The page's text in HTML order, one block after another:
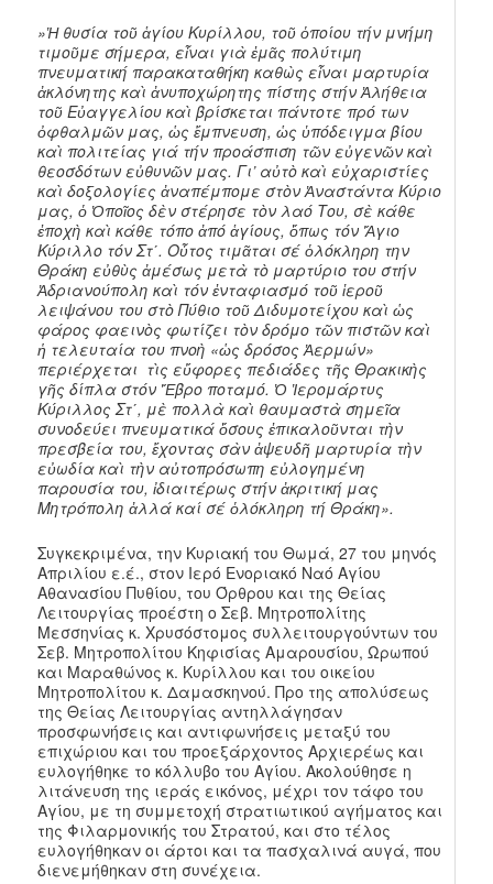
»Ἡ θυσία τοῦ ἁγίου Κυρίλλου, τοῦ ὁποίου τήν μνήμη
τιμοῦμε σήμερα, εἶναι γιὰ ἐμᾶς πολύτιμη
πνευματική παρακαταθήκη καθὼς εἶναι μαρτυρία
ἀκλόνητης καὶ ἀνυποχώρητης πίστης στήν Ἀλήθεια
τοῦ Εὐαγγελίου καὶ βρίσκεται πάντοτε πρό των
ὀφθαλμῶν μας, ὡς ἔμπνευση, ὡς ὑπόδειγμα βίου
καὶ πολιτείας γιά τήν προάσπιση τῶν εὐγενῶν καὶ
θεοσδότων εὐθυνῶν μας. Γι’ αὐτὸ καὶ εὐχαριστίες
καὶ δοξολογίες ἀναπέμπομε στὸν Ἀναστάντα Κύριο
μας, ὁ Ὁποῖος δὲν στέρησε τὸν λαό Του, σὲ κάθε
ἐποχὴ καὶ κάθε τόπο ἀπό ἁγίους, ὅπως τόν Ἅγιο
Κύριλλο τόν Στ΄. Οὗτος τιμᾶται σέ ὁλόκληρη την
Θράκη εὐθὺς ἀμέσως μετὰ τὸ μαρτύριο του στήν
Ἀδριανούπολη καὶ τόν ἐνταφιασμό τοῦ ἱεροῦ
λειψάνου του στὸ Πύθιο τοῦ Διδυμοτείχου καὶ ὡς
φάρος φαεινὸς φωτίζει τὸν δρόμο τῶν πιστῶν καὶ
ἡ τελευταία του πνοὴ «ὡς δρόσος Ἀερμών»
περιέρχεται τὶς εὔφορες πεδιάδες τῆς Θρακικὴς
γῆς δίπλα στόν Ἕβρο ποταμό. Ὁ Ἱερομάρτυς
Κύριλλος Στ΄, μὲ πολλὰ καὶ θαυμαστὰ σημεῖα
συνοδεύει πνευματικά ὅσους ἐπικαλοῦνται τὴν
πρεσβεία του, ἔχοντας σὰν ἀψευδῆ μαρτυρία τὴν
εὐωδία καὶ τὴν αὐτοπρόσωπη εὐλογημένη
παρουσία του, ἰδιαιτέρως στήν ἀκριτική μας
Μητρόπολη ἀλλά καί σέ ὁλόκληρη τή Θράκη».
Συγκεκριμένα, την Κυριακή του Θωμά, 27 του μηνός
Απριλίου ε.έ., στον Ιερό Ενοριακό Ναό Αγίου
Αθανασίου Πυθίου, του Όρθρου και της Θείας
Λειτουργίας προέστη ο Σεβ. Μητροπολίτης
Μεσσηνίας κ. Χρυσόστομος συλλειτουργούντων του
Σεβ. Μητροπολίτου Κηφισίας Αμαρουσίου, Ωρωπού
και Μαραθώνος κ. Κυρίλλου και του οικείου
Μητροπολίτου κ. Δαμασκηνού. Προ της απολύσεως
της Θείας Λειτουργίας αντηλλάγησαν
προσφωνήσεις και αντιφωνήσεις μεταξύ του
επιχώριου και του προεξάρχοντος Αρχιερέως και
ευλογήθηκε το κόλλυβο του Αγίου. Ακολούθησε η
λιτάνευση της ιεράς εικόνος, μέχρι τον τάφο του
Αγίου, με τη συμμετοχή στρατιωτικού αγήματος και
της Φιλαρμονικής του Στρατού, και στο τέλος
ευλογήθηκαν οι άρτοι και τα πασχαλινά αυγά, που
διενεμήθηκαν στη συνέχεια.